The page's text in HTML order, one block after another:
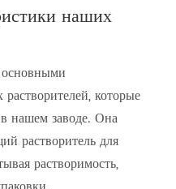
наших
которые
нашем заводе. Она
растворитель для
растворимость,